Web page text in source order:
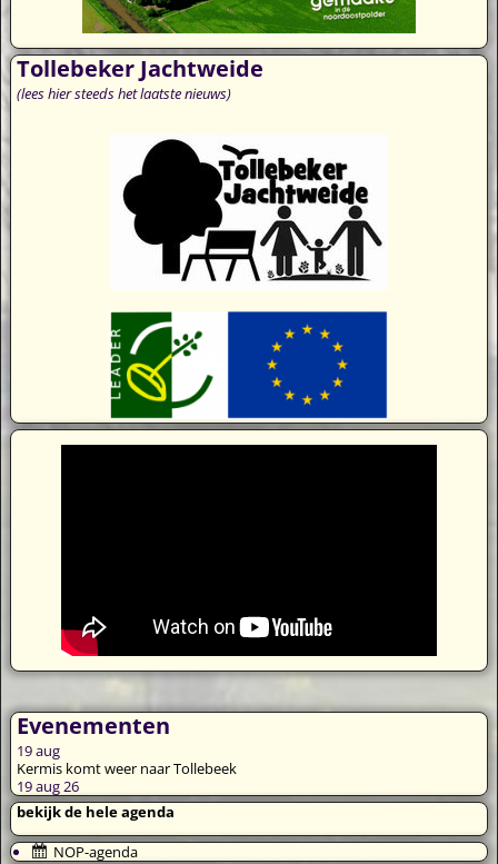
Tollebeker Jachtweide
(lees hier steeds het laatste nieuws)
Evenementen
19aug
Kermis komt weer naar Tollebeek
19 aug 26
bekijk de hele agenda
NOP-agenda